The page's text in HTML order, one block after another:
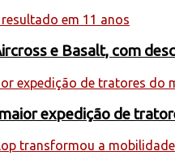
e Basalt, com
expedição de